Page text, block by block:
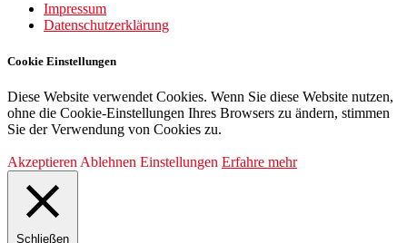
Impressum
Datenschutzerklärung
Cookie Einstellungen
Diese Website verwendet Cookies. Wenn Sie diese Website nutzen,
ohne die Cookie-Einstellungen Ihres Browsers zu ändern, stimmen
Sie der Verwendung von Cookies zu.
Akzeptieren Ablehnen Einstellungen Erfahre mehr
Schließen